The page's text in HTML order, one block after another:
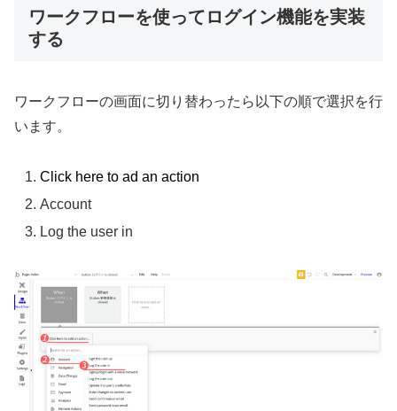
ワークフローを使ってログイン機能を実装
する
ワークフローの画面に切り替わったら以下の順で選択を行
います。
Click here to ad an action
Account
Log the user in